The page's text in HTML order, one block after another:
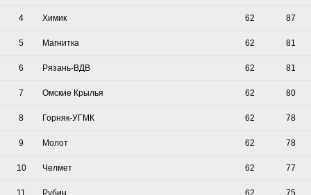
4 Химик 62 87
5 Магнитка 62 81
6 Рязань-ВДВ 62 81
7 Омские Крылья 62 80
8 Горняк-УГМК 62 78
9 Молот 62 78
10 Челмет 62 77
11 Рубин 62 75